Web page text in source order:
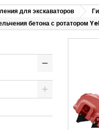
для экскаваторов
бетона с ротатором